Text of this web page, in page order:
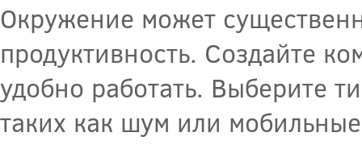
Окружение может
продуктивность. Создайте
удобно работать. Выберите
таких как шум или